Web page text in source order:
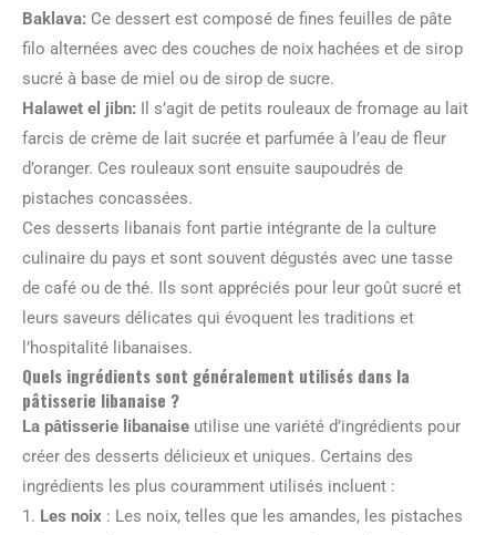
Baklava: Ce dessert est composé de fines feuilles de pâte
filo alternées avec des couches de noix hachées et de sirop
sucré à base de miel ou de sirop de sucre.
Halawet el jibn: Il s’agit de petits rouleaux de fromage au lait
farcis de crème de lait sucrée et parfumée à l’eau de fleur
d’oranger. Ces rouleaux sont ensuite saupoudrés de
pistaches concassées.
Ces desserts libanais font partie intégrante de la culture
culinaire du pays et sont souvent dégustés avec une tasse
de café ou de thé. Ils sont appréciés pour leur goût sucré et
leurs saveurs délicates qui évoquent les traditions et
l’hospitalité libanaises.
Quels ingrédients sont généralement utilisés dans la
pâtisserie libanaise ?
La pâtisserie libanaise utilise une variété d’ingrédients pour
créer des desserts délicieux et uniques. Certains des
ingrédients les plus couramment utilisés incluent :
1. Les noix : Les noix, telles que les amandes, les pistaches